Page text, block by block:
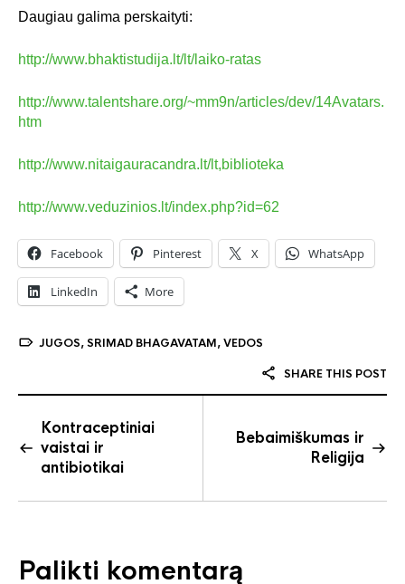
Daugiau galima perskaityti:
http://www.bhaktistudija.lt/lt/laiko-ratas
http://www.talentshare.org/~mm9n/articles/dev/14Avatars.
htm
http://www.nitaigauracandra.lt/lt,biblioteka
http://www.veduzinios.lt/index.php?id=62
Facebook Pinterest X WhatsApp
LinkedIn More
JUGOS,SRIMAD BHAGAVATAM,VEDOS
SHARE THIS POST
Kontraceptiniai
vaistai ir
antibiotikai
Bebaimiškumas ir
Religija
Palikti komentarą